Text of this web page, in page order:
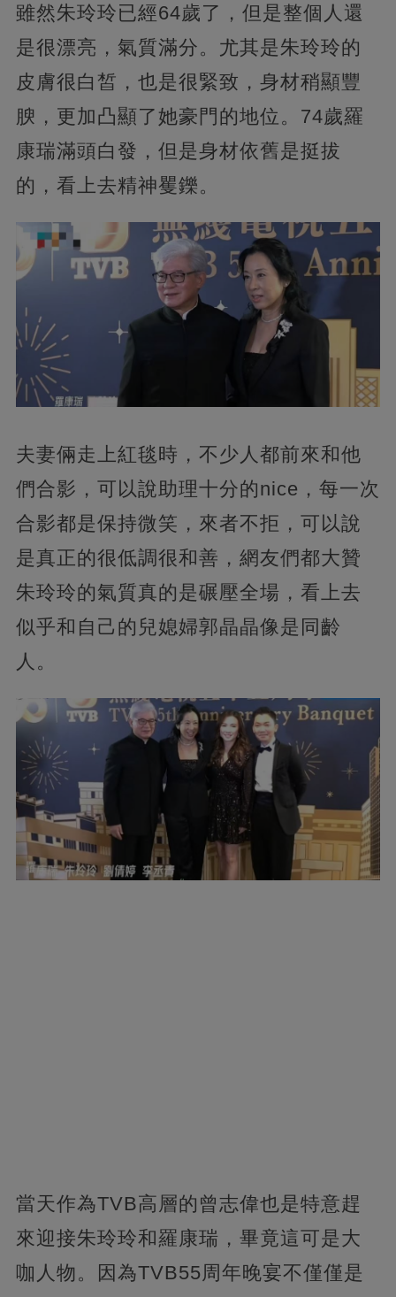
雖然朱玲玲已經64歲了，但是整個人還
是很漂亮，氣質滿分。尤其是朱玲玲的
皮膚很白皙，也是很緊致，身材稍顯豐
腴，更加凸顯了她豪門的地位。74歲羅
康瑞滿頭白發，但是身材依舊是挺拔
的，看上去精神矍鑠。
夫妻倆走上紅毯時，不少人都前來和他
們合影，可以說助理十分的nice，每一次
合影都是保持微笑，來者不拒，可以說
是真正的很低調很和善，網友們都大贊
朱玲玲的氣質真的是碾壓全場，看上去
似乎和自己的兒媳婦郭晶晶像是同齡
人。
當天作為TVB高層的曾志偉也是特意趕
來迎接朱玲玲和羅康瑞，畢竟這可是大
咖人物。因為TVB55周年晚宴不僅僅是